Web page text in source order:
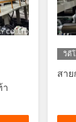
า
วิดี
สา